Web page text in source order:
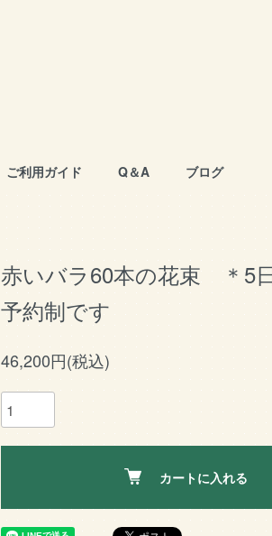
ご利用ガイド Q＆A ブログ
赤いバラ60本の花束 ＊5
予約制です
46,200円(税込)
カートに入れる